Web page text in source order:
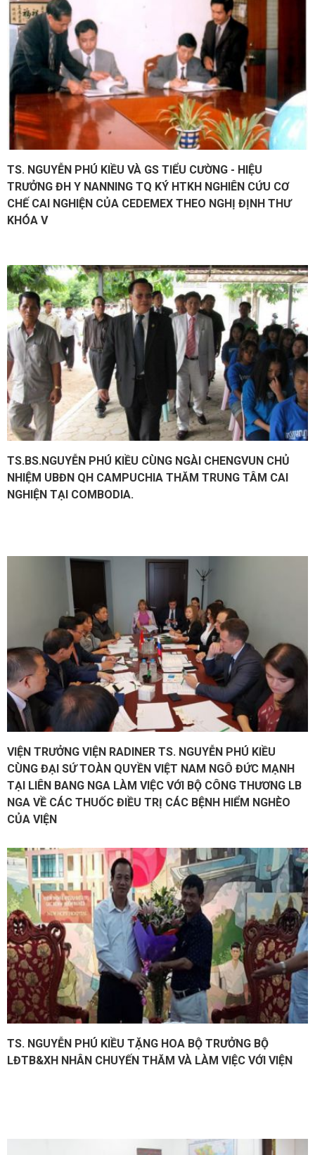
TS. NGUYỄN PHÚ KIỀU VÀ GS TIỂU CƯỜNG - HIỆU
TRƯỞNG ĐH Y NANNING TQ KÝ HTKH NGHIÊN CỨU CƠ
CHẾ CAI NGHIỆN CỦA CEDEMEX THEO NGHỊ ĐỊNH THƯ
KHÓA V
TS.BS.NGUYỄN PHÚ KIỀU CÙNG NGÀI CHENGVUN CHỦ
NHIỆM UBĐN QH CAMPUCHIA THĂM TRUNG TÂM CAI
NGHIỆN TẠI COMBODIA.
VIỆN TRƯỞNG VIỆN RADINER TS. NGUYỄN PHÚ KIỀU
CÙNG ĐẠI SỨ TOÀN QUYỀN VIỆT NAM NGÔ ĐỨC MẠNH
TẠI LIÊN BANG NGA LÀM VIỆC VỚI BỘ CÔNG THƯƠNG LB
NGA VỀ CÁC THUỐC ĐIỀU TRỊ CÁC BỆNH HIỂM NGHÈO
CỦA VIỆN
TS. NGUYỄN PHÚ KIỀU TẶNG HOA BỘ TRƯỞNG BỘ
LĐTB&XH NHÂN CHUYẾN THĂM VÀ LÀM VIỆC VỚI VIỆN